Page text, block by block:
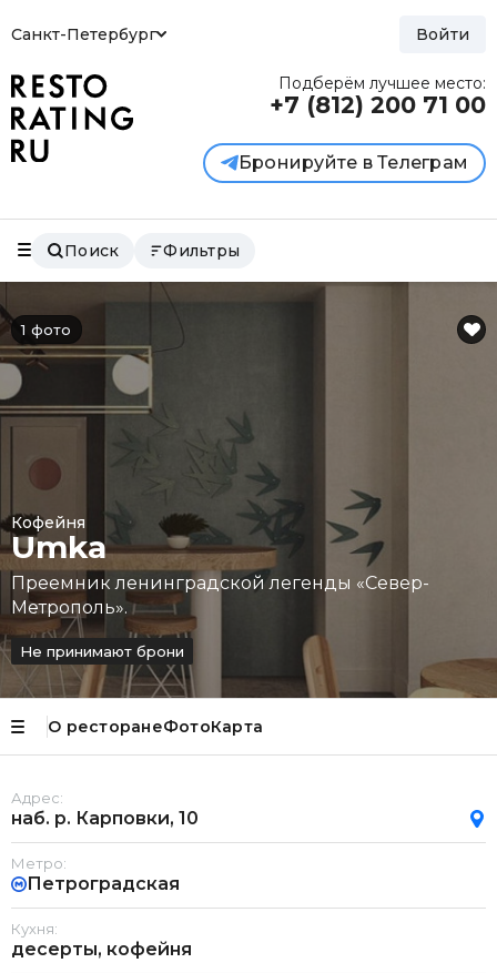
Санкт-Петербург Войти
Подберём лучшее место:
+7 (812) 200 71 00
Бронируйте в Телеграм
Поиск Фильтры
1 фото
Кофейня
Umka
Преемник ленинградской легенды «Север-
Метрополь».
Не принимают брони
О ресторанеФотоКарта
Адрес:
наб. р. Карповки, 10
Метро:
Петроградская
Кухня:
десерты, кофейня